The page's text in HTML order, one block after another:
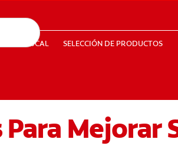
BUCAL
PE (ES) SUSCRÍBETE
BUCAL SELECCIÓN DE PRODUCTOS
Mejorar